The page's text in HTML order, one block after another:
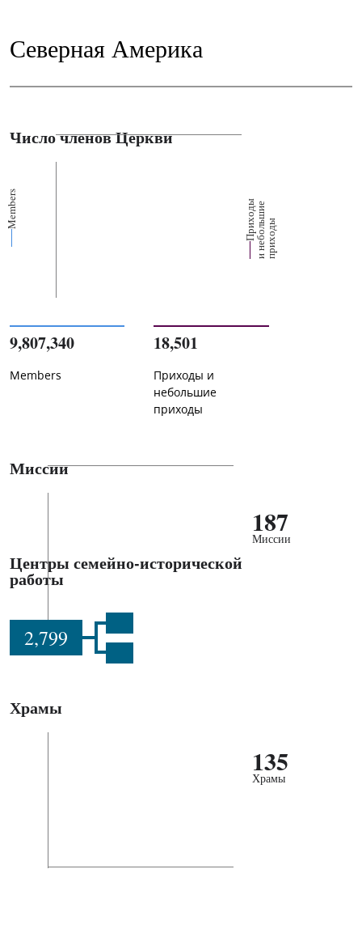
Северная Америка
Число членов Церкви
Members П
р
их
о
д
ы
и
н
е
б
о
ль
ш
ие
п
р
и
х
о
ды
9,807,340
Members
18,501
Приходы и
небольшие
приходы
Миссии
187
Миссии
Центры семейно-исторической
работы
2,799
Храмы
135
Храмы